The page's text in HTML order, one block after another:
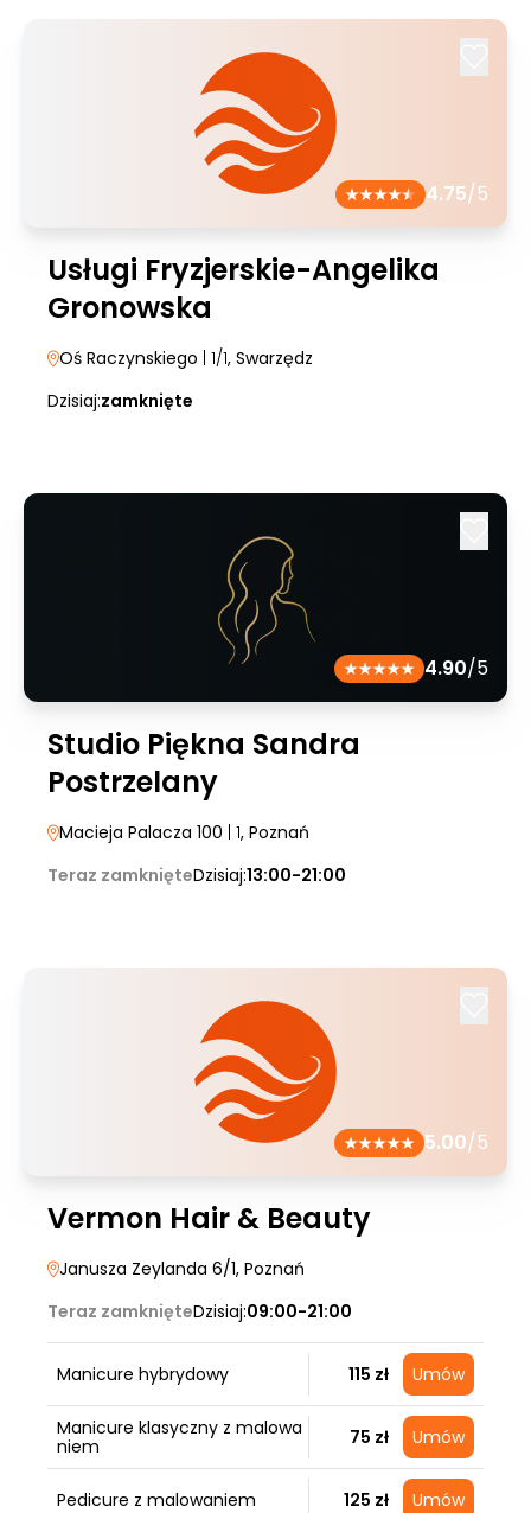
4.75/5
Usługi Fryzjerskie-Angelika
Gronowska
Oś Raczynskiego | 1/1, Swarzędz
Dzisiaj:zamknięte
4.90/5
Studio Piękna Sandra
Postrzelany
Macieja Palacza 100 | 1, Poznań
Teraz zamknięteDzisiaj:13:00-21:00
5.00/5
Vermon Hair & Beauty
Janusza Zeylanda 6/1, Poznań
Teraz zamknięteDzisiaj:09:00-21:00
Manicure hybrydowy 115 zł Umów
Manicure klasyczny z malowa
niem
75 zł Umów
Pedicure z malowaniem 125 zł Umów